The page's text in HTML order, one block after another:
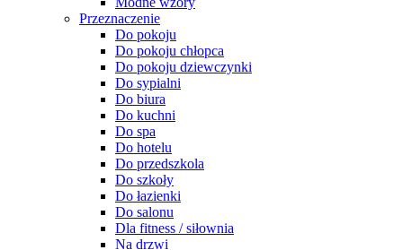
Przeznaczenie
Do pokoju
Do pokoju chłopca
Do pokoju dziewczynki
Do sypialni
Do biura
Do kuchni
Do spa
Do hotelu
Do przedszkola
Do szkoły
Do łazienki
Do salonu
Dla fitness / siłownia
Na drzwi